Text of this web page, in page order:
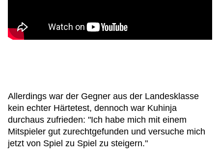
Allerdings war der Gegner aus der Landesklasse
kein echter Härtetest, dennoch war Kuhinja
durchaus zufrieden: "Ich habe mich mit einem
Mitspieler gut zurechtgefunden und versuche mich
jetzt von Spiel zu Spiel zu steigern."